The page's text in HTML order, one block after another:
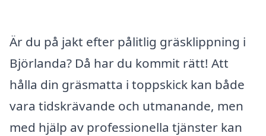
Är du på jakt efter pålitlig gräsklippning i
Björlanda? Då har du kommit rätt! Att
hålla din gräsmatta i toppskick kan både
vara tidskrävande och utmanande, men
med hjälp av professionella tjänster kan